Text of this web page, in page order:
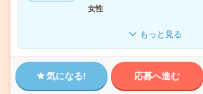
女性
もっと見る
気になる! 応募へ進む